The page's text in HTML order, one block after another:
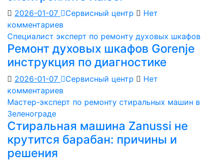
2026-01-07 Сервисный центр
Нет
комментариев
Специалист эксперт по ремонту духовых шкафов
Ремонт духовых шкафов Gorenje
инструкция по диагностике
2026-01-07 Сервисный центр
Нет
комментариев
Мастер-эксперт по ремонту стиральных машин в
Зеленограде
Стиральная машина Zanussi не
крутится барабан: причины и
решения